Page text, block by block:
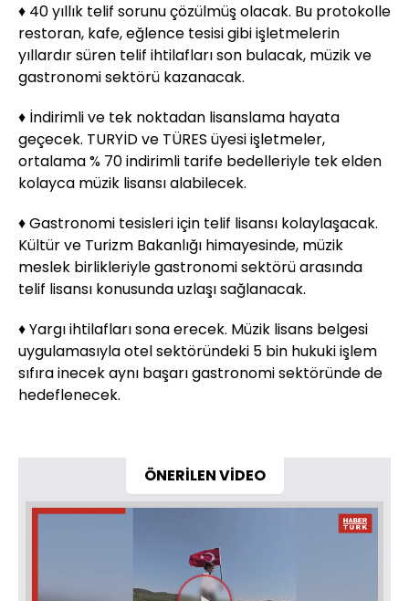
♦ 40 yıllık telif sorunu çözülmüş olacak. Bu protokolle
restoran, kafe, eğlence tesisi gibi işletmelerin
yıllardır süren telif ihtilafları son bulacak, müzik ve
gastronomi sektörü kazanacak.
♦ İndirimli ve tek noktadan lisanslama hayata
geçecek. TURYİD ve TÜRES üyesi işletmeler,
ortalama % 70 indirimli tarife bedelleriyle tek elden
kolayca müzik lisansı alabilecek.
♦ Gastronomi tesisleri için telif lisansı kolaylaşacak.
Kültür ve Turizm Bakanlığı himayesinde, müzik
meslek birlikleriyle gastronomi sektörü arasında
telif lisansı konusunda uzlaşı sağlanacak.
♦ Yargı ihtilafları sona erecek. Müzik lisans belgesi
uygulamasıyla otel sektöründeki 5 bin hukuki işlem
sıfıra inecek aynı başarı gastronomi sektöründe de
hedeflenecek.
ÖNERİLEN VİDEO